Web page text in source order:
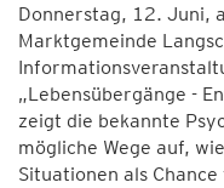
Donnerstag, 12. Juni,
Marktgemeinde
„Lebensübergänge -
zeigt die bekannte
mögliche Wege auf,
Situationen als